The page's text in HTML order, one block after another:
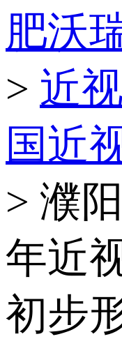
肥沃
> 近
国近
> 濮
年近
初步